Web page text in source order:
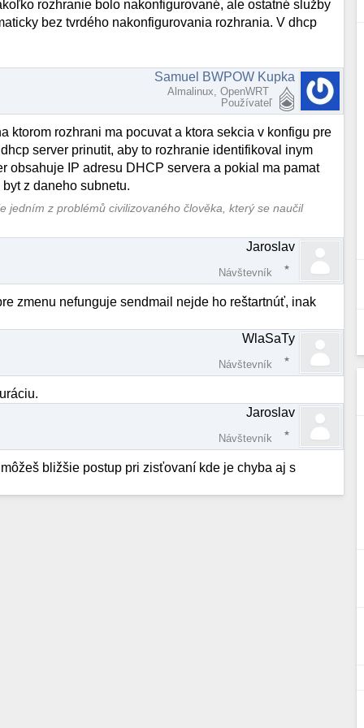
rozhranie bolo nakonfigurované, ale ostatné služby
bez tvrdého nakonfigurovania rozhrania. V dhcp
Samuel BWPOW Kupka
Almalinux, OpenWRT
Používateľ
ktorom rozhrani ma pocuvat a ktora sekcia v konfigu pre
server prinutit, aby to rozhranie identifikoval inym
obsahuje IP adresu DHCP servera a pokial ma pamat
z daneho subnetu.
jedním z problémů civilizovaného člověka, který se naučil
Jaroslav
Návštevník
zmenu nefunguje sendmail nejde ho reštartnúť, inak
WlaSaTy
Návštevník
Jaroslav
Návštevník
bližšie postup pri zisťovaní kde je chyba aj s